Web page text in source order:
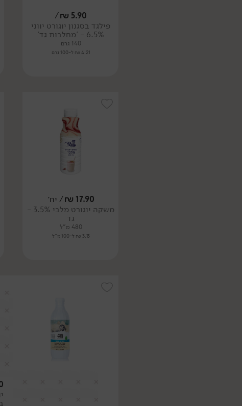
5.90
₪
/
פילגד בסגנון יוגורט יווני
6.5% - 'מחלבות גד'
140 גרם
4.21 ₪ ל-100 גרם
17.90
₪/ יח׳
משקה יוגורט מלבי 3.5% -
גד
480 מ"ל
3.73 ₪ ל-100 מ"ל